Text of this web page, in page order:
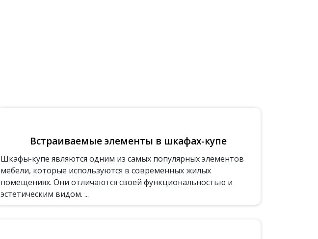
Встраиваемые элементы в шкафах-купе
Шкафы-купе являются одним из самых популярных элементов
мебели, которые используются в современных жилых
помещениях. Они отличаются своей функциональностью и
эстетическим видом. ...